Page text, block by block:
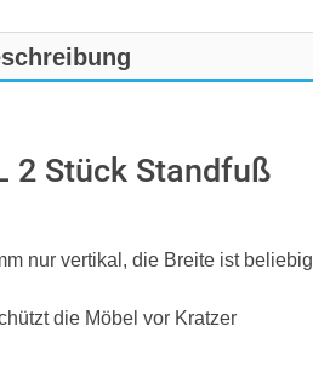
2 Stück Standfuß
nur vertikal, die Breite ist beliebig
die Möbel vor Kratzer